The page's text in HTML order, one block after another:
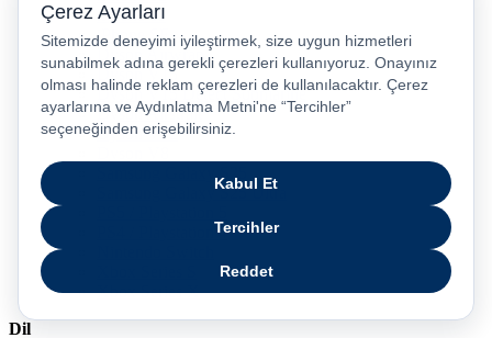
iPhone 11
iPhone SE
Dyson Airwrap
Dyson V15
Dyson V15 Detect Submarine
Dyson Airstrait
Dyson V12
Samsung Galaxy S25 Ultra
PS4 / Playstation 4
Xbox Series X
Dil